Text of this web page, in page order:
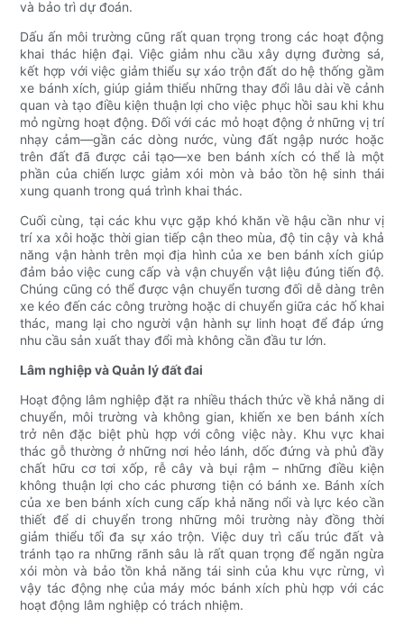
và bảo trì dự đoán.
Dấu ấn môi trường cũng rất quan trọng trong các hoạt động
khai thác hiện đại. Việc giảm nhu cầu xây dựng đường sá,
kết hợp với việc giảm thiểu sự xáo trộn đất do hệ thống gầm
xe bánh xích, giúp giảm thiểu những thay đổi lâu dài về cảnh
quan và tạo điều kiện thuận lợi cho việc phục hồi sau khi khu
mỏ ngừng hoạt động. Đối với các mỏ hoạt động ở những vị trí
nhạy cảm—gần các dòng nước, vùng đất ngập nước hoặc
trên đất đã được cải tạo—xe ben bánh xích có thể là một
phần của chiến lược giảm xói mòn và bảo tồn hệ sinh thái
xung quanh trong quá trình khai thác.
Cuối cùng, tại các khu vực gặp khó khăn về hậu cần như vị
trí xa xôi hoặc thời gian tiếp cận theo mùa, độ tin cậy và khả
năng vận hành trên mọi địa hình của xe ben bánh xích giúp
đảm bảo việc cung cấp và vận chuyển vật liệu đúng tiến độ.
Chúng cũng có thể được vận chuyển tương đối dễ dàng trên
xe kéo đến các công trường hoặc di chuyển giữa các hố khai
thác, mang lại cho người vận hành sự linh hoạt để đáp ứng
nhu cầu sản xuất thay đổi mà không cần đầu tư lớn.
Lâm nghiệp và Quản lý đất đai
Hoạt động lâm nghiệp đặt ra nhiều thách thức về khả năng di
chuyển, môi trường và không gian, khiến xe ben bánh xích
trở nên đặc biệt phù hợp với công việc này. Khu vực khai
thác gỗ thường ở những nơi hẻo lánh, dốc đứng và phủ đầy
chất hữu cơ tơi xốp, rễ cây và bụi rậm – những điều kiện
không thuận lợi cho các phương tiện có bánh xe. Bánh xích
của xe ben bánh xích cung cấp khả năng nổi và lực kéo cần
thiết để di chuyển trong những môi trường này đồng thời
giảm thiểu tối đa sự xáo trộn. Việc duy trì cấu trúc đất và
tránh tạo ra những rãnh sâu là rất quan trọng để ngăn ngừa
xói mòn và bảo tồn khả năng tái sinh của khu vực rừng, vì
vậy tác động nhẹ của máy móc bánh xích phù hợp với các
hoạt động lâm nghiệp có trách nhiệm.